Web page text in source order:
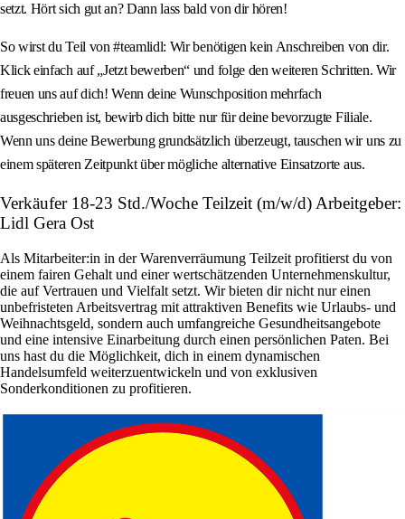
setzt. Hört sich gut an? Dann lass bald von dir hören!
So wirst du Teil von #teamlidl: Wir benötigen kein Anschreiben von dir.
Klick einfach auf „Jetzt bewerben“ und folge den weiteren Schritten. Wir
freuen uns auf dich! Wenn deine Wunschposition mehrfach
ausgeschrieben ist, bewirb dich bitte nur für deine bevorzugte Filiale.
Wenn uns deine Bewerbung grundsätzlich überzeugt, tauschen wir uns zu
einem späteren Zeitpunkt über mögliche alternative Einsatzorte aus.
Verkäufer 18-23 Std./Woche Teilzeit (m/w/d) Arbeitgeber:
Lidl Gera Ost
Als Mitarbeiter:in in der Warenverräumung Teilzeit profitierst du von
einem fairen Gehalt und einer wertschätzenden Unternehmenskultur,
die auf Vertrauen und Vielfalt setzt. Wir bieten dir nicht nur einen
unbefristeten Arbeitsvertrag mit attraktiven Benefits wie Urlaubs- und
Weihnachtsgeld, sondern auch umfangreiche Gesundheitsangebote
und eine intensive Einarbeitung durch einen persönlichen Paten. Bei
uns hast du die Möglichkeit, dich in einem dynamischen
Handelsumfeld weiterzuentwickeln und von exklusiven
Sonderkonditionen zu profitieren.